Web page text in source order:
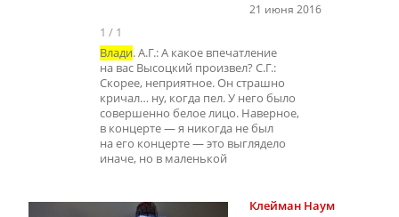
21 июня 2016
1 / 1
Влади. А.Г.: А какое впечатление
на вас Высоцкий произвел? С.Г.:
Скорее, неприятное. Он страшно
кричал… ну, когда пел. У него было
совершенно белое лицо. Наверное,
в концерте — я никогда не был
на его концерте — это выглядело
иначе, но в маленькой
Клейман Наум